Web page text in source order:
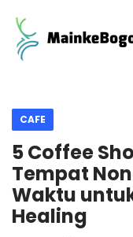
CAFE
5 Coffee
Tempat
Waktu
Healing